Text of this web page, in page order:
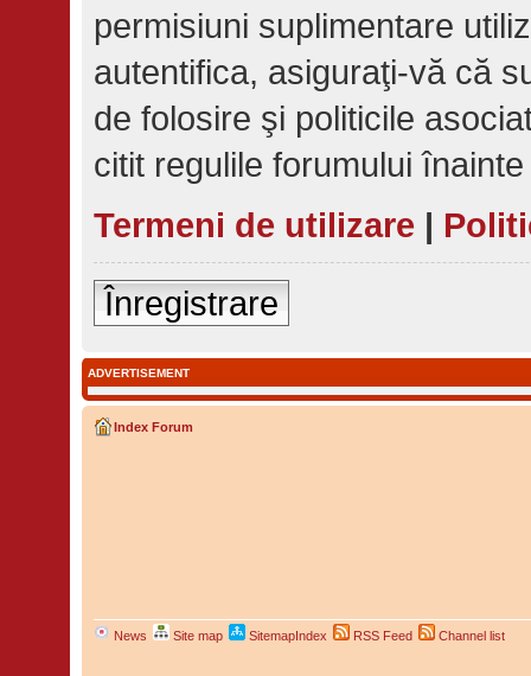
permisiuni suplimentare
autentifica, asiguraţi-vă că
de folosire şi politicile
citit regulile forumului
Termeni de utilizare |
Înregistrare
ADVERTISEMENT
Index Forum
News Site map SitemapIndex RSS Feed Channel list